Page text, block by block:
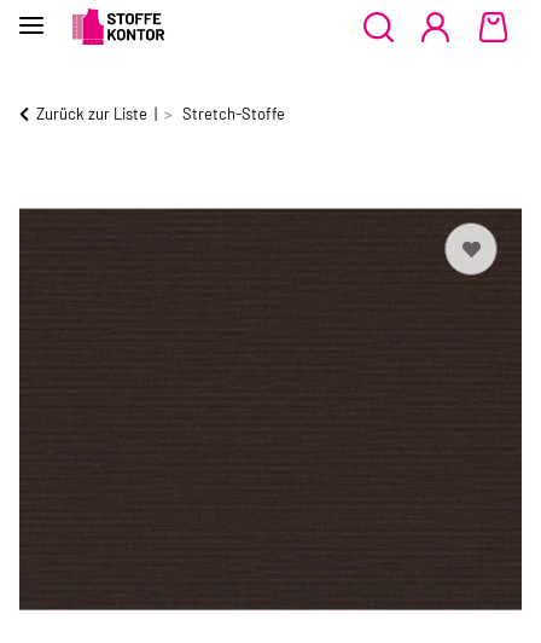
Zurück zur Liste Stretch-Stoffe